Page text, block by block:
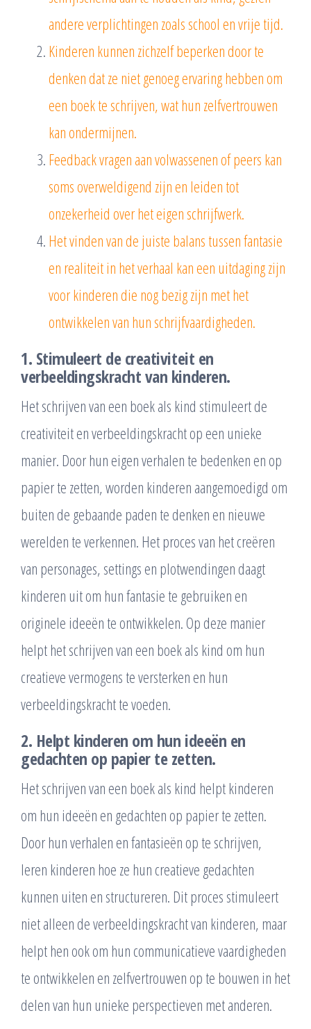
andere verplichtingen zoals school en vrije tijd.
Kinderen kunnen zichzelf beperken door te
denken dat ze niet genoeg ervaring hebben om
een boek te schrijven, wat hun zelfvertrouwen
kan ondermijnen.
Feedback vragen aan volwassenen of peers kan
soms overweldigend zijn en leiden tot
onzekerheid over het eigen schrijfwerk.
Het vinden van de juiste balans tussen fantasie
en realiteit in het verhaal kan een uitdaging zijn
voor kinderen die nog bezig zijn met het
ontwikkelen van hun schrijfvaardigheden.
1. Stimuleert de creativiteit en
verbeeldingskracht van kinderen.
Het schrijven van een boek als kind stimuleert de
creativiteit en verbeeldingskracht op een unieke
manier. Door hun eigen verhalen te bedenken en op
papier te zetten, worden kinderen aangemoedigd om
buiten de gebaande paden te denken en nieuwe
werelden te verkennen. Het proces van het creëren
van personages, settings en plotwendingen daagt
kinderen uit om hun fantasie te gebruiken en
originele ideeën te ontwikkelen. Op deze manier
helpt het schrijven van een boek als kind om hun
creatieve vermogens te versterken en hun
verbeeldingskracht te voeden.
2. Helpt kinderen om hun ideeën en
gedachten op papier te zetten.
Het schrijven van een boek als kind helpt kinderen
om hun ideeën en gedachten op papier te zetten.
Door hun verhalen en fantasieën op te schrijven,
leren kinderen hoe ze hun creatieve gedachten
kunnen uiten en structureren. Dit proces stimuleert
niet alleen de verbeeldingskracht van kinderen, maar
helpt hen ook om hun communicatieve vaardigheden
te ontwikkelen en zelfvertrouwen op te bouwen in het
delen van hun unieke perspectieven met anderen.